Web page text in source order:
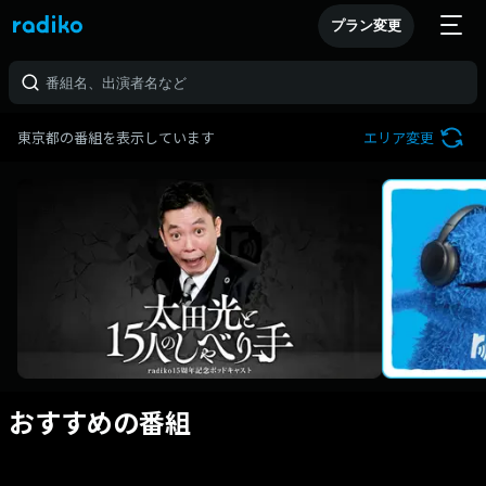
プラン変更
東京都の番組を表示しています エリア変更
おすすめの番組